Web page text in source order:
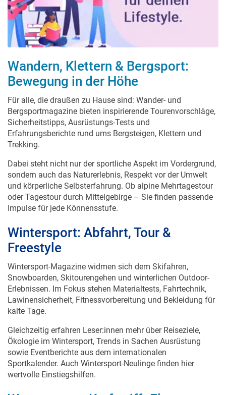
Wandern, Klettern & Bergsport:
Bewegung in der Höhe
Für alle, die draußen zu Hause sind: Wander- und
Bergsportmagazine bieten inspirierende Tourenvorschläge,
Sicherheitstipps, Ausrüstungs-Tests und
Erfahrungsberichte rund ums Bergsteigen, Klettern und
Trekking.
Dabei steht nicht nur der sportliche Aspekt im Vordergrund,
sondern auch das Naturerlebnis, Respekt vor der Umwelt
und körperliche Selbsterfahrung. Ob alpine Mehrtagestour
oder Tagestour durch Mittelgebirge – Sie finden passende
Impulse für jede Könnensstufe.
Wintersport: Abfahrt, Tour &
Freestyle
Wintersport-Magazine widmen sich dem Skifahren,
Snowboarden, Skitourengehen und winterlichen Outdoor-
Erlebnissen. Im Fokus stehen Materialtests, Fahrtechnik,
Lawinensicherheit, Fitnessvorbereitung und Bekleidung für
kalte Tage.
Gleichzeitig erfahren Leser:innen mehr über Reiseziele,
Ökologie im Wintersport, Trends in Sachen Ausrüstung
sowie Eventberichte aus dem internationalen
Sportkalender. Auch Wintersport-Neulinge finden hier
wertvolle Einstiegshilfen.